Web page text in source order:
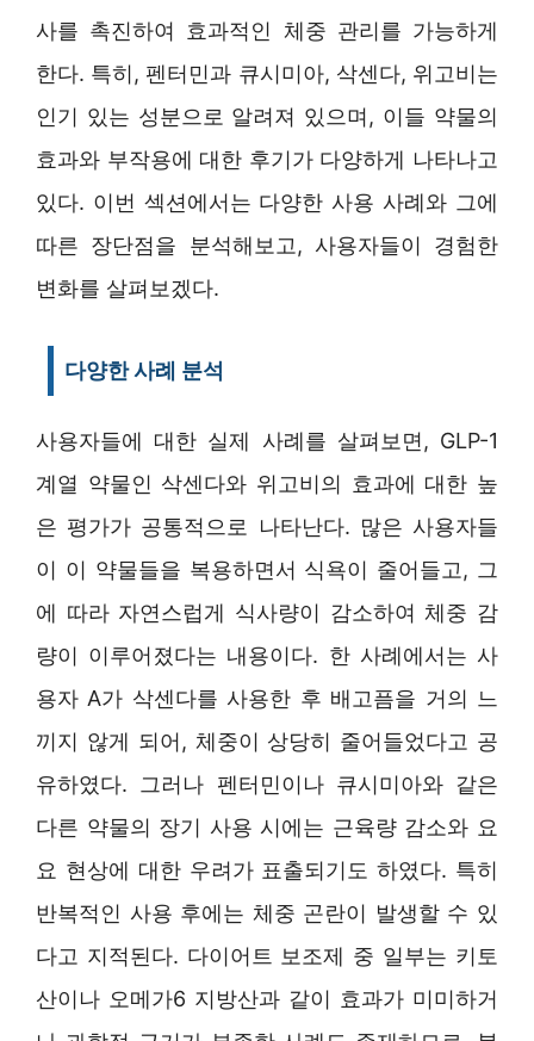
사를 촉진하여 효과적인 체중 관리를 가능하게
한다. 특히, 펜터민과 큐시미아, 삭센다, 위고비는
인기 있는 성분으로 알려져 있으며, 이들 약물의
효과와 부작용에 대한 후기가 다양하게 나타나고
있다. 이번 섹션에서는 다양한 사용 사례와 그에
따른 장단점을 분석해보고, 사용자들이 경험한
변화를 살펴보겠다.
다양한 사례 분석
사용자들에 대한 실제 사례를 살펴보면, GLP-1
계열 약물인 삭센다와 위고비의 효과에 대한 높
은 평가가 공통적으로 나타난다. 많은 사용자들
이 이 약물들을 복용하면서 식욕이 줄어들고, 그
에 따라 자연스럽게 식사량이 감소하여 체중 감
량이 이루어졌다는 내용이다. 한 사례에서는 사
용자 A가 삭센다를 사용한 후 배고픔을 거의 느
끼지 않게 되어, 체중이 상당히 줄어들었다고 공
유하였다. 그러나 펜터민이나 큐시미아와 같은
다른 약물의 장기 사용 시에는 근육량 감소와 요
요 현상에 대한 우려가 표출되기도 하였다. 특히
반복적인 사용 후에는 체중 곤란이 발생할 수 있
다고 지적된다. 다이어트 보조제 중 일부는 키토
산이나 오메가6 지방산과 같이 효과가 미미하거